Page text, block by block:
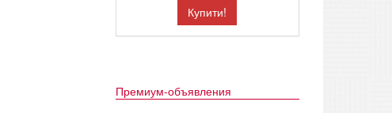
Купити!
Премиум-объявления